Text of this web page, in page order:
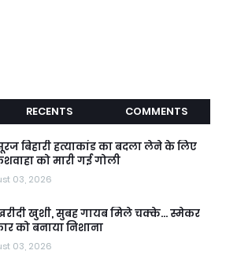
RECENTS COMMENTS
बिहारी हत्याकांड का बदला लेने के लिए
को मारी गई गोली
03, 2026
खुशी, सुबह गायब मिले चक्के... स्मेकर
को बनाया निशाना
03, 2026